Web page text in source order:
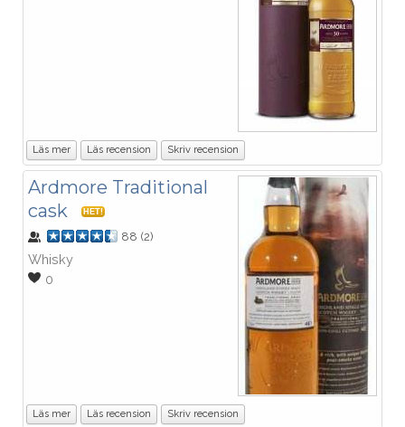
Läs mer Läs recension Skriv recension
Ardmore Traditional
cask
HET!
88 (2)
Whisky
0
Läs mer Läs recension Skriv recension